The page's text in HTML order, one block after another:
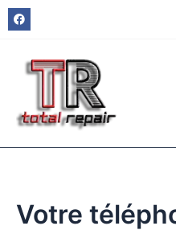
Aller
au
F
a
c
Votre
Navigation
des